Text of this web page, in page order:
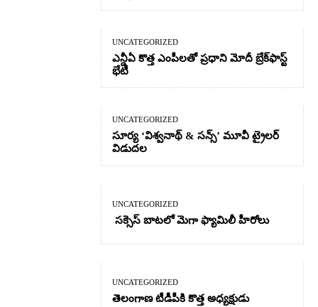
UNCATEGORIZED
ఎన్డీఏ కొత్త ఎంపీలతో ప్రధాని మోదీ బ్రేక్‌ఫాస్ట్
భేటీ
UNCATEGORIZED
సూర్య ‘విశ్వనాథ్ & సన్స్’ మూవీ ట్రైలర్
విడుదల
UNCATEGORIZED
సక్సెస్ బాటలో మెగా ఫ్యామిలీ హీరోలు
UNCATEGORIZED
తెలంగాణ టీడీపీకి కొత్త అధ్యక్షుడు